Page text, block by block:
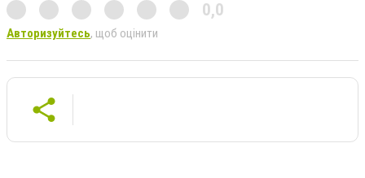
0,0
Авторизуйтесь, щоб оцінити